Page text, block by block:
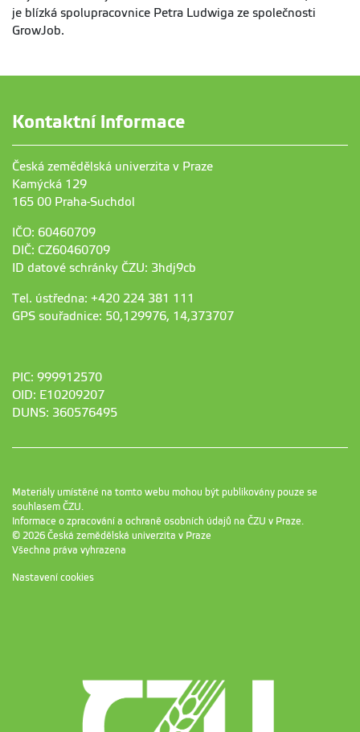
je blízká spolupracovnice Petra Ludwiga ze společnosti
GrowJob.
Kontaktní informace
Česká zemědělská univerzita v Praze
Kamýcká 129
165 00 Praha-Suchdol
IČO: 60460709
DIČ: CZ60460709
ID datové schránky ČZU: 3hdj9cb
Tel. ústředna: +420 224 381 111
GPS souřadnice: 50,129976, 14,373707
PIC: 999912570
OID: E10209207
DUNS: 360576495
Materiály umístěné na tomto webu mohou být publikovány pouze se
souhlasem ČZU.
Informace o zpracování a ochraně osobních údajů na ČZU v Praze.
© 2026 Česká zemědělská univerzita v Praze
Všechna práva vyhrazena
Nastavení cookies